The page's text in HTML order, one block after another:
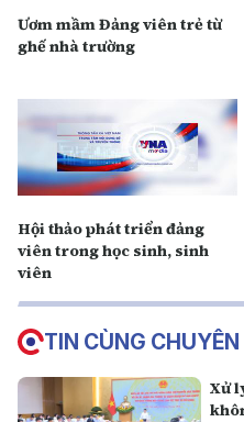
Ươm mầm Đảng viên trẻ từ
ghế nhà trường
Hội thảo phát triển đảng
viên trong học sinh, sinh
viên
TIN CÙNG
Xử